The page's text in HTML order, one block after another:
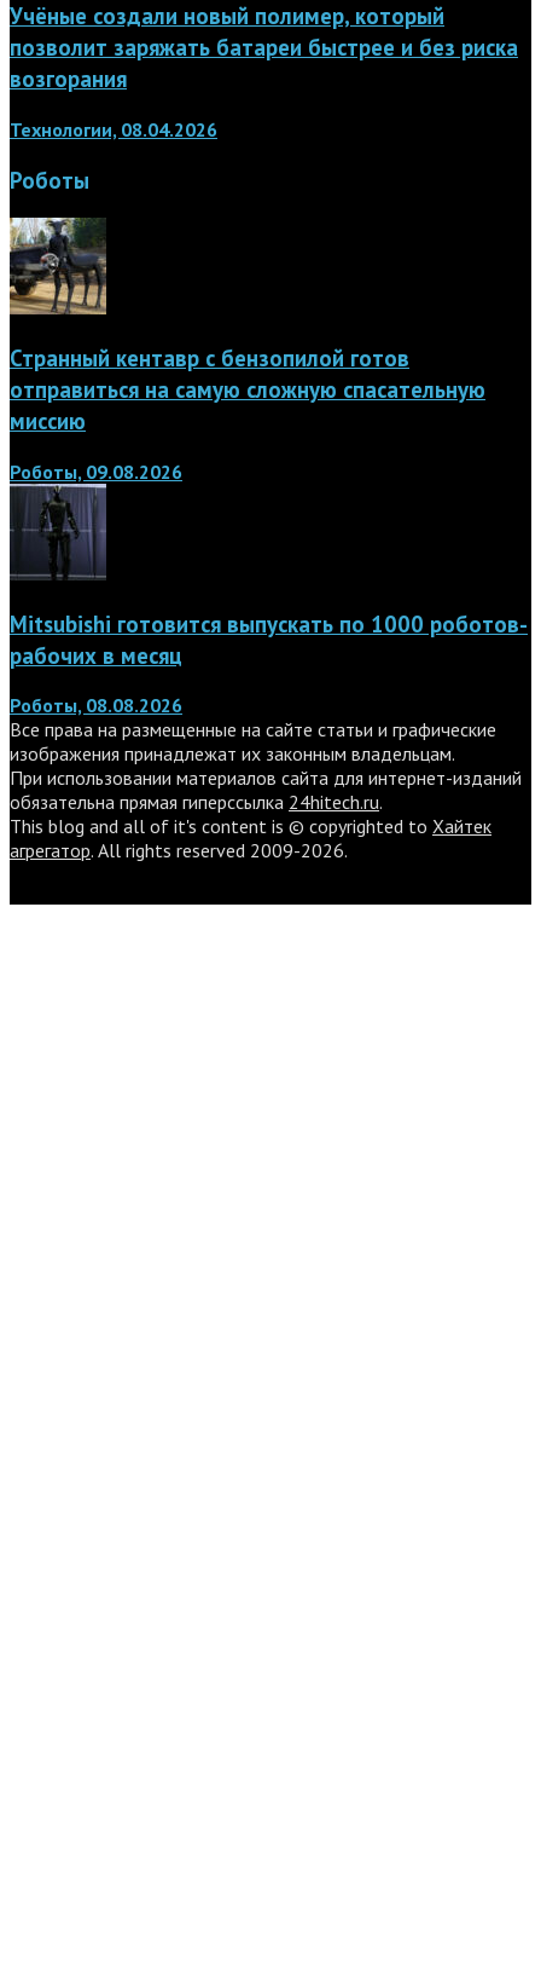
Учёные создали новый полимер, который
позволит заряжать батареи быстрее и без риска
возгорания
Технологии, 08.04.2026
Роботы
Странный кентавр с бензопилой готов
отправиться на самую сложную спасательную
миссию
Роботы, 09.08.2026
Mitsubishi готовится выпускать по 1000 роботов-
рабочих в месяц
Роботы, 08.08.2026
Все права на размещенные на сайте статьи и графические
изображения принадлежат их законным владельцам.
При использовании материалов сайта для интернет-изданий
обязательна прямая гиперссылка 24hitech.ru.
This blog and all of it's content is © copyrighted to Хайтек
агрегатор. All rights reserved 2009-2026.